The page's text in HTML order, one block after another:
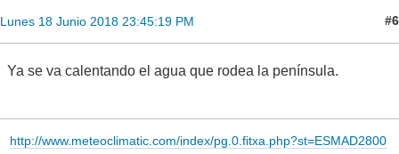
Lunes 18 Junio 2018 23:45:19 PM #6
Ya se va calentando el agua que rodea la península.
http://www.meteoclimatic.com/index/pg.0.fitxa.php?st=ESMAD2800